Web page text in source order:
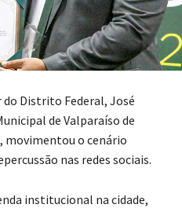
do Distrito Federal, José
de Valparaíso de
movimentou o cenário
nas redes sociais.
institucional na cidade,